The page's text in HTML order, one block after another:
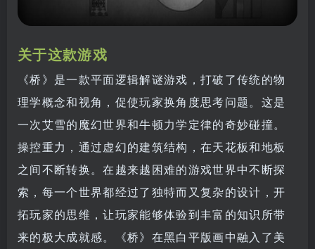
关于这款游戏
《桥》是一款平面逻辑解谜游戏，打破了传统的物
理学概念和视角，促使玩家换角度思考问题。这是
一次艾雪的魔幻世界和牛顿力学定律的奇妙碰撞。
操控重力，通过虚幻的建筑结构，在天花板和地板
之间不断转换。在越来越困难的游戏世界中不断探
索，每一个世界都经过了独特而又复杂的设计，开
拓玩家的思维，让玩家能够体验到丰富的知识所带
来的极大成就感。《桥》在黑白平版画中融入了美